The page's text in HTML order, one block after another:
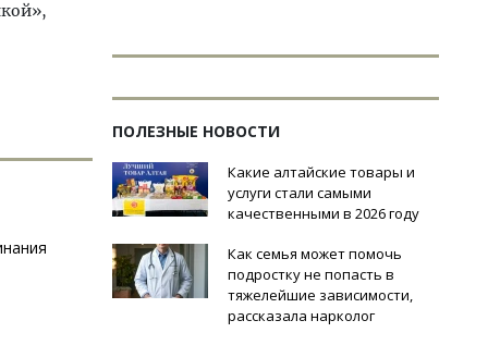
ПОЛЕЗНЫЕ НОВОСТИ
Какие алтайские товары и
услуги стали самыми
качественными в 2026 году
Как семья может помочь
подростку не попасть в
тяжелейшие зависимости,
рассказала нарколог